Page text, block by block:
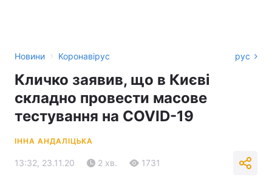
Новини › Коронавірус рус
Кличко заявив, що в Києві
складно провести масове
тестування на COVID-19
ІННА АНДАЛІЦЬКА
13:32, 23.11.20 2 хв. 1731